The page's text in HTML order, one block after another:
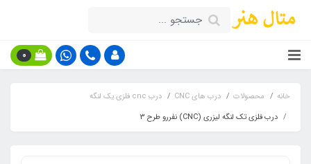
0
خانه محصولات درب های CNC
درب cnc فلزی یک لنگه
درب فلزی تک لنگه لیزری (CNC) نفررو طرح 3